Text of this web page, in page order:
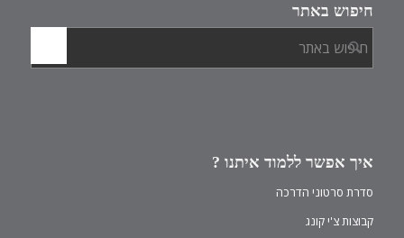
חיפוש באתר
איך אפשר ללמוד איתנו ?
סדרת סרטוני הדרכה
קבוצות צ'י קונג